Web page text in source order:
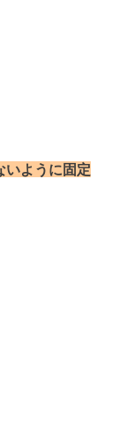
いように固定